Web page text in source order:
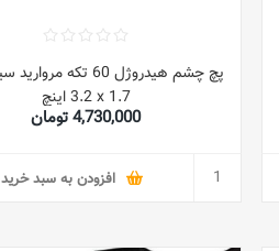
3.2 x 1.7 اینچ
4,730,000 تومان
افزودن به سبد خرید